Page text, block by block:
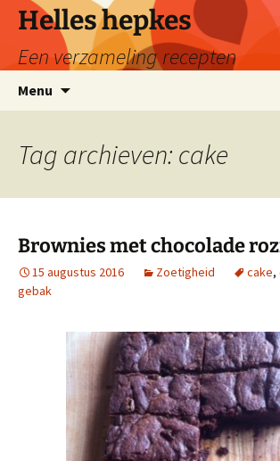
naar
inhoud
Helles hepkes
Een verzameling recepten
Menu
Tag archieven: cake
Brownies met chocolade
15 augustus 2016 Zoetigheid cake,
gebak